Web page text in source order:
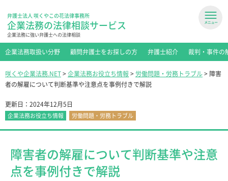
弁護士法人 咲くやこの花法律事務所
企業法務の法律相談サービス
企業法務に強い弁護士への法律相談
企業法務取扱い分野 顧問弁護士をお探しの方 弁護士紹介 裁判・事件の
咲くや企業法務.NET>企業法務お役立ち情報 > 労働問題・労務トラブル> 障害
者の解雇について判断基準や注意点を事例付きで解説
更新日： 2024年12月5日
企業法務お役立ち情報 労働問題・労務トラブル
障害者の解雇について判断基準や注意
点を事例付きで解説